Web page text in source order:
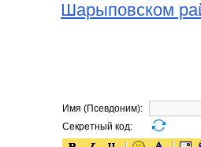
Шарыповском
Имя (Псевдоним):
Секретный код: